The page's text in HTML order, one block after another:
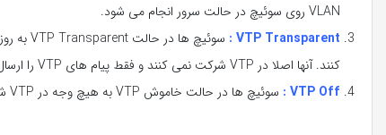
VLAN روی سوئیچ در حالت سرور انجام می شود.
VTP Transparent :
کنند. آنها اصلا در VTP شرکت نمی کنند و فقط پیام های VTP را ارسال می نمایند.
VTP Off : سوئیچ ها در حالت خاموش VTP به هیچ وجه در VTP شرکت نمی کنند و پیام های VTP را ارسال نمی کنند.